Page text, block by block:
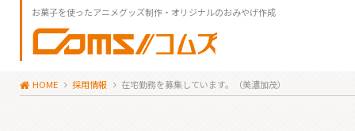
お菓子を使ったアニメグッズ制作・オリジナルのおみやげ作成
HOME 採用情報 在宅勤務を募集しています。（美濃加茂）